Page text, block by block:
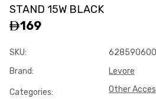
Rhode Lipstick
iPhone 15
STAND 15W BLACK
169
SKU:
Brand: Levore
Categories: Other